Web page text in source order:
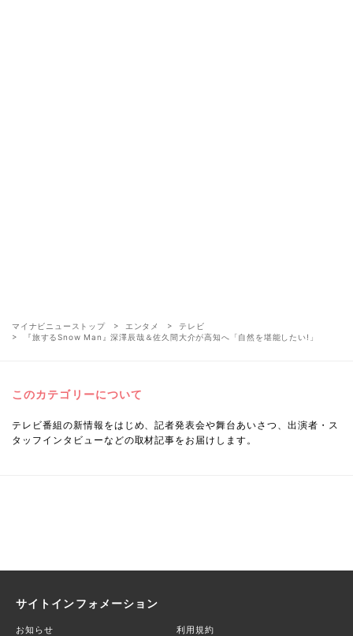
マイナビニューストップ エンタメ
テレビ
『旅するSnow Man』深澤辰哉＆佐久間大介が高知へ「自然を堪能したい!」
このカテゴリーについて
テレビ番組の新情報をはじめ、記者発表会や舞台あいさつ、出演者・ス
タッフインタビューなどの取材記事をお届けします。
サイトインフォメーション
お知らせ 利用規約